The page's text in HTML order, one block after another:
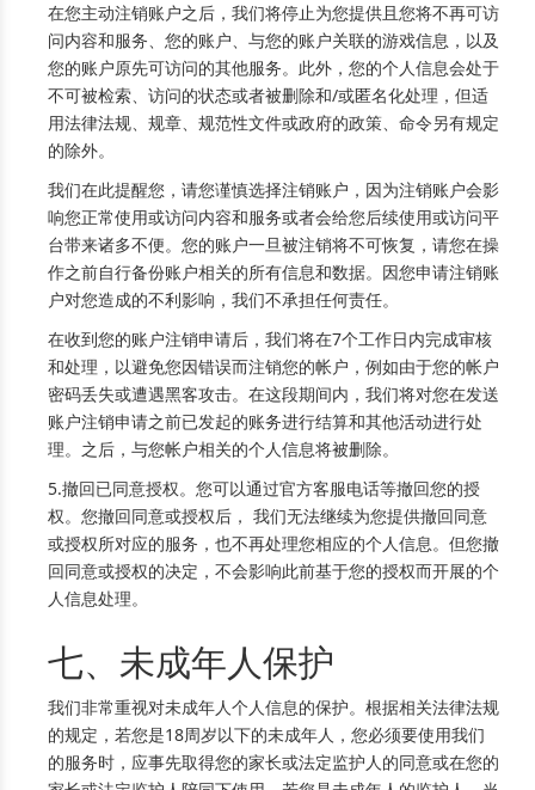
在您主动注销账户之后，我们将停止为您提供且您将不再可访
问内容和服务、您的账户、与您的账户关联的游戏信息，以及
您的账户原先可访问的其他服务。此外，您的个人信息会处于
不可被检索、访问的状态或者被删除和/或匿名化处理，但适
用法律法规、规章、规范性文件或政府的政策、命令另有规定
的除外。
我们在此提醒您，请您谨慎选择注销账户，因为注销账户会影
响您正常使用或访问内容和服务或者会给您后续使用或访问平
台带来诸多不便。您的账户一旦被注销将不可恢复，请您在操
作之前自行备份账户相关的所有信息和数据。因您申请注销账
户对您造成的不利影响，我们不承担任何责任。
在收到您的账户注销申请后，我们将在7个工作日内完成审核
和处理，以避免您因错误而注销您的帐户，例如由于您的帐户
密码丢失或遭遇黑客攻击。在这段期间内，我们将对您在发送
账户注销申请之前已发起的账务进行结算和其他活动进行处
理。之后，与您帐户相关的个人信息将被删除。
5.撤回已同意授权。您可以通过官方客服电话等撤回您的授
权。您撤回同意或授权后， 我们无法继续为您提供撤回同意
或授权所对应的服务，也不再处理您相应的个人信息。但您撤
回同意或授权的决定，不会影响此前基于您的授权而开展的个
人信息处理。
七、未成年人保护
我们非常重视对未成年人个人信息的保护。根据相关法律法规
的规定，若您是18周岁以下的未成年人，您必须要使用我们
的服务时，应事先取得您的家长或法定监护人的同意或在您的